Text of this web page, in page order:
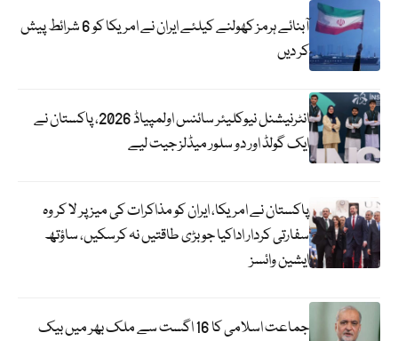
آبنائے ہرمز کھولنے کیلئے ایران نے امریکا کو 6 شرائط پیش
کر دیں
انٹرنیشنل نیوکلیئر سائنس اولمپیاڈ 2026، پاکستان نے
ایک گولڈ اور دو سلور میڈلز جیت لیے
پاکستان نے امریکا، ایران کو مذاکرات کی میز پر لا کر وہ
سفارتی کردار اداکیا جو بڑی طاقتیں نہ کرسکیں، ساؤتھ
ایشین وائسز
جماعت اسلامی کا 16 اگست سے ملک بھر میں بیک